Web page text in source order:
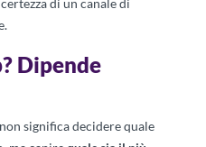
Dipende
significa decidere quale